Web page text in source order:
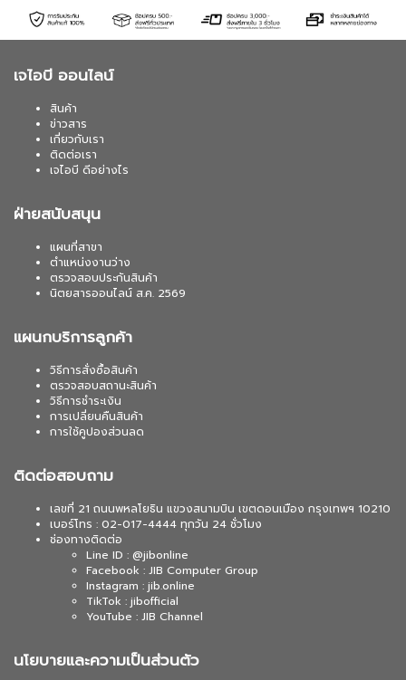
เจไอบี ออนไลน์
สินค้า
ข่าวสาร
เกี่ยวกับเรา
ติดต่อเรา
เจไอบี ดีอย่างไร
ฝ่ายสนับสนุน
แผนที่สาขา
ตำแหน่งงานว่าง
ตรวจสอบประกันสินค้า
นิตยสารออนไลน์ ส.ค. 2569
แผนกบริการลูกค้า
วิธีการสั่งซื้อสินค้า
ตรวจสอบสถานะสินค้า
วิธีการชำระเงิน
การเปลี่ยนคืนสินค้า
การใช้คูปองส่วนลด
ติดต่อสอบถาม
เลขที่ 21 ถนนพหลโยธิน แขวงสนามบิน เขตดอนเมือง กรุงเทพฯ 10210
เบอร์โทร : 02-017-4444 ทุกวัน 24 ชั่วโมง
ช่องทางติดต่อ
Line ID : @jibonline
Facebook : JIB Computer Group
Instagram : jib.online
TikTok : jibofficial
YouTube : JIB Channel
นโยบายและความเป็นส่วนตัว